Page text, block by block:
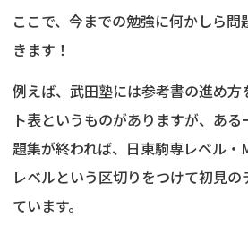
ここで、今までの勉強に何かしら
きます！
例えば、武田塾には参考書の進め方
ト表というものがありますが、あ
題集が終われば、日東駒専レベル・
レベルという区切りをつけて初見
ています。